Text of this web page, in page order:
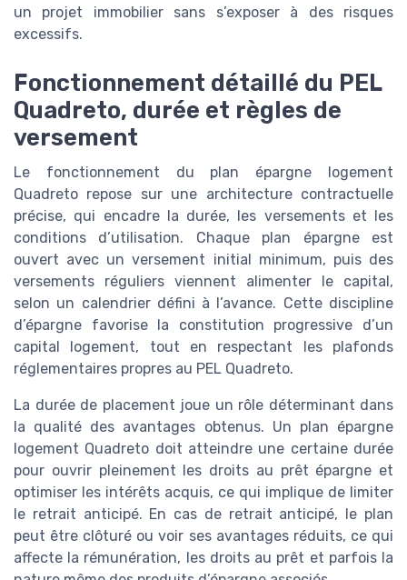
un projet immobilier sans s’exposer à des risques
excessifs.
Fonctionnement détaillé du PEL
Quadreto, durée et règles de
versement
Le fonctionnement du plan épargne logement
Quadreto repose sur une architecture contractuelle
précise, qui encadre la durée, les versements et les
conditions d’utilisation. Chaque plan épargne est
ouvert avec un versement initial minimum, puis des
versements réguliers viennent alimenter le capital,
selon un calendrier défini à l’avance. Cette discipline
d’épargne favorise la constitution progressive d’un
capital logement, tout en respectant les plafonds
réglementaires propres au PEL Quadreto.
La durée de placement joue un rôle déterminant dans
la qualité des avantages obtenus. Un plan épargne
logement Quadreto doit atteindre une certaine durée
pour ouvrir pleinement les droits au prêt épargne et
optimiser les intérêts acquis, ce qui implique de limiter
le retrait anticipé. En cas de retrait anticipé, le plan
peut être clôturé ou voir ses avantages réduits, ce qui
affecte la rémunération, les droits au prêt et parfois la